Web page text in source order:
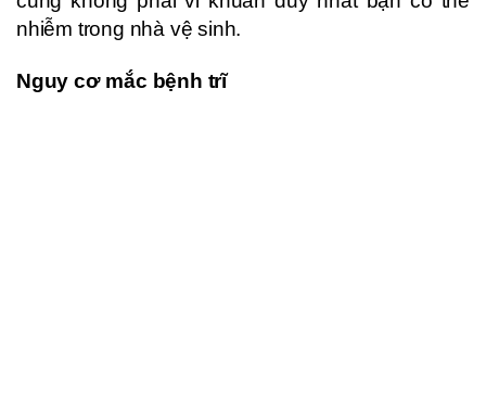
nhiễm trong nhà vệ sinh.
Nguy cơ mắc bệnh trĩ